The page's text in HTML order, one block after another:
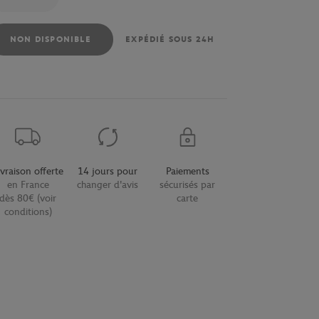
NON DISPONIBLE EXPÉDIÉ SOUS 24H
offerte
en France
dès 80€ (voir
conditions)
14 jours pour
changer d'avis
Paiements
sécurisés par
carte